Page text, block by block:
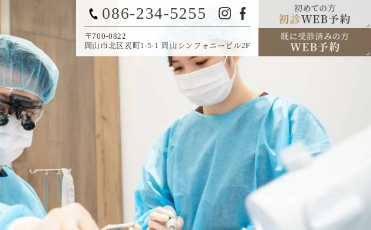
086-234-5255
〒700-0822
岡山市北区表町1-5-1 岡山シンフォニービル2F